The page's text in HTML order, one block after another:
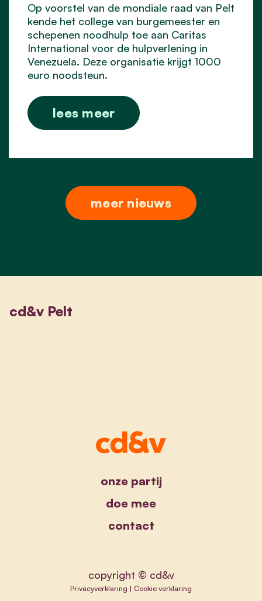
Op voorstel van de mondiale raad van Pelt
kende het college van burgemeester en
schepenen noodhulp toe aan Caritas
International voor de hulpverlening in
Venezuela. Deze organisatie krijgt 1000
euro noodsteun.
lees meer
meer nieuws
cd&v Pelt
onze partij
doe mee
contact
copyright © cd&v
Privacyverklaring | Cookie verklaring